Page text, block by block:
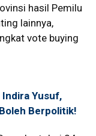
hasil Pemilu
lainnya,
vote buying
Indira Yusuf,
Berpolitik!